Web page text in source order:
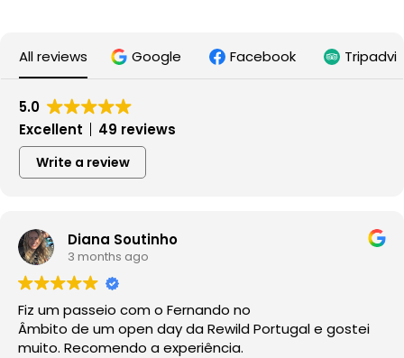
All reviews Google Facebook
5.0
Excellent
49 reviews
Write a review
Diana Soutinho
3 months ago
Fiz um passeio com o Fernando no
Âmbito de um open day da Rewild Portugal e gostei
muito. Recomendo a experiência.